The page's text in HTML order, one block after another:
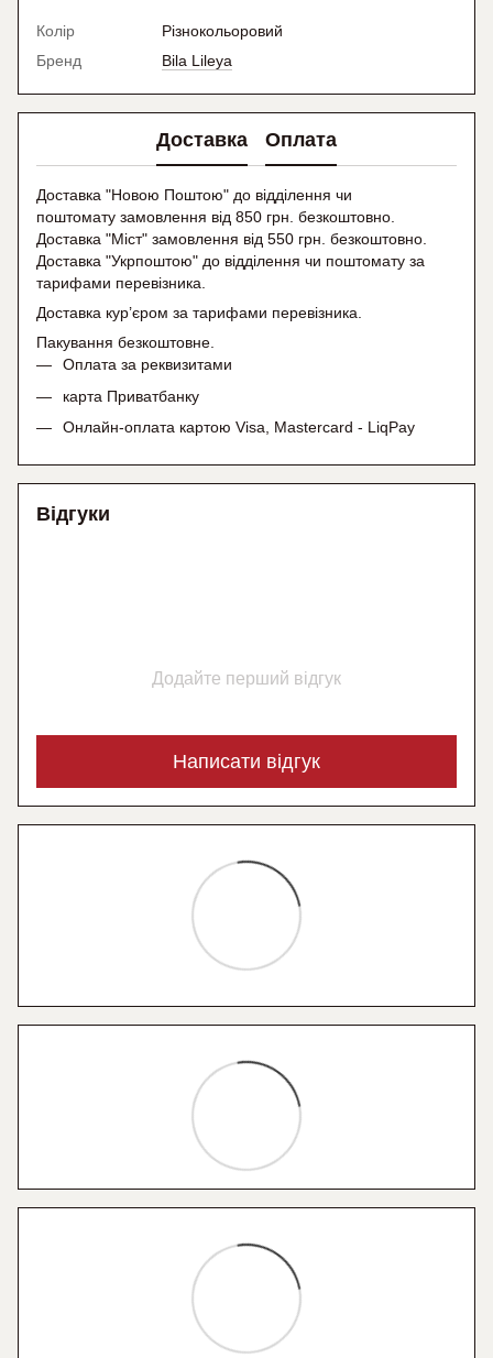
Колір
Різнокольоровий
Бренд
Bila Lileya
Доставка Оплата
Доставка "Новою Поштою" до відділення чи
поштомату замовлення від 850 грн. безкоштовно.
Доставка "Міст" замовлення від 550 грн. безкоштовно.
Доставка "Укрпоштою" до відділення чи поштомату за
тарифами перевізника.
Доставка кур’єром за тарифами перевізника.
Пакування безкоштовне.
Оплата за реквизитами
карта Приватбанку
Онлайн-оплата картою Visa, Mastercard - LiqPay
Відгуки
Додайте перший відгук
Написати відгук